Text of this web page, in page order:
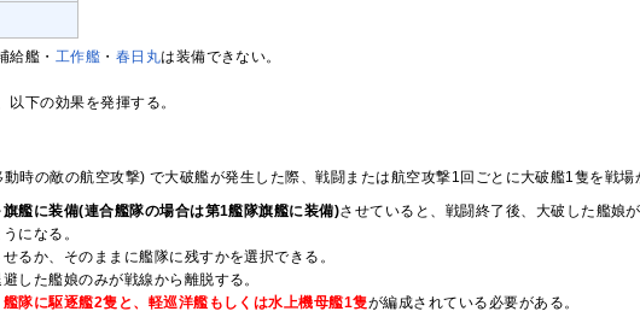
給艦・ 工作艦 ・ 春日丸は装備できない。
下の効果を発揮する。
時の敵の航空攻撃) で大破艦が発生した際、戦闘または航空攻撃1回ごとに大破艦1隻を戦場
旗艦に装備(連合艦隊の場合は第1艦隊旗艦に装備)させていると、戦闘終了後、大破した艦娘
になる。
るか、そのままに艦隊に残すかを選択できる。
した艦娘のみが戦線から離脱する。
艦隊に駆逐艦2隻と、軽巡洋艦もしくは水上機母艦1隻が編成されている必要がある。